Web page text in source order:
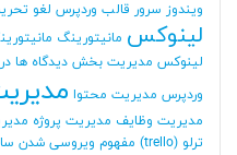
ویندوز سرور قالب وردپرس لغو
لینوکس مانیتورینگ
لینوکس مدیریت بخش دیدگاه ها
وردپرس مدیریت محتوا
مدیریت وظایف مدیریت پروژه
ترلو (trello)
مفهوم ویروسی شدن